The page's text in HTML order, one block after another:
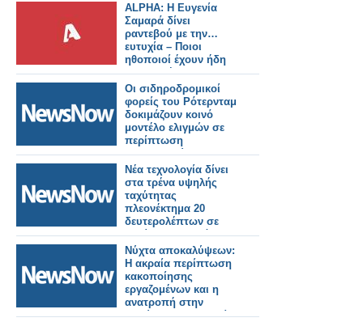
ALPHA: Η Ευγενία
Σαμαρά δίνει
ραντεβού με την…
ευτυχία – Ποιοι
ηθοποιοί έχουν ήδη
συμφωνήσει για τη
νέα σειρά
Οι σιδηροδρομικοί
φορείς του Ρότερνταμ
δοκιμάζουν κοινό
μοντέλο ελιγμών σε
περίπτωση
περιορισμών
χωρητικότητας.
Νέα τεχνολογία δίνει
στα τρένα υψηλής
ταχύτητας
πλεονέκτημα 20
δευτερολέπτων σε
περίπτωση μεγάλου
σεισμού
Νύχτα αποκαλύψεων:
Η ακραία περίπτωση
κακοποίησης
εργαζομένων και η
ανατροπή στην
πολύκροτη τραγωδία